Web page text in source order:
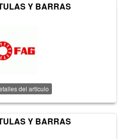
Y BARRAS
del artículo
Y BARRAS